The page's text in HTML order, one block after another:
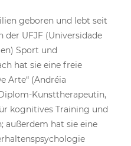
geboren und lebt seit
der UFJF (Universidade
Sport und
hat sie eine freie
Arte“ (Andréia
Kunsttherapeutin,
kognitives Training und
außerdem hat sie eine